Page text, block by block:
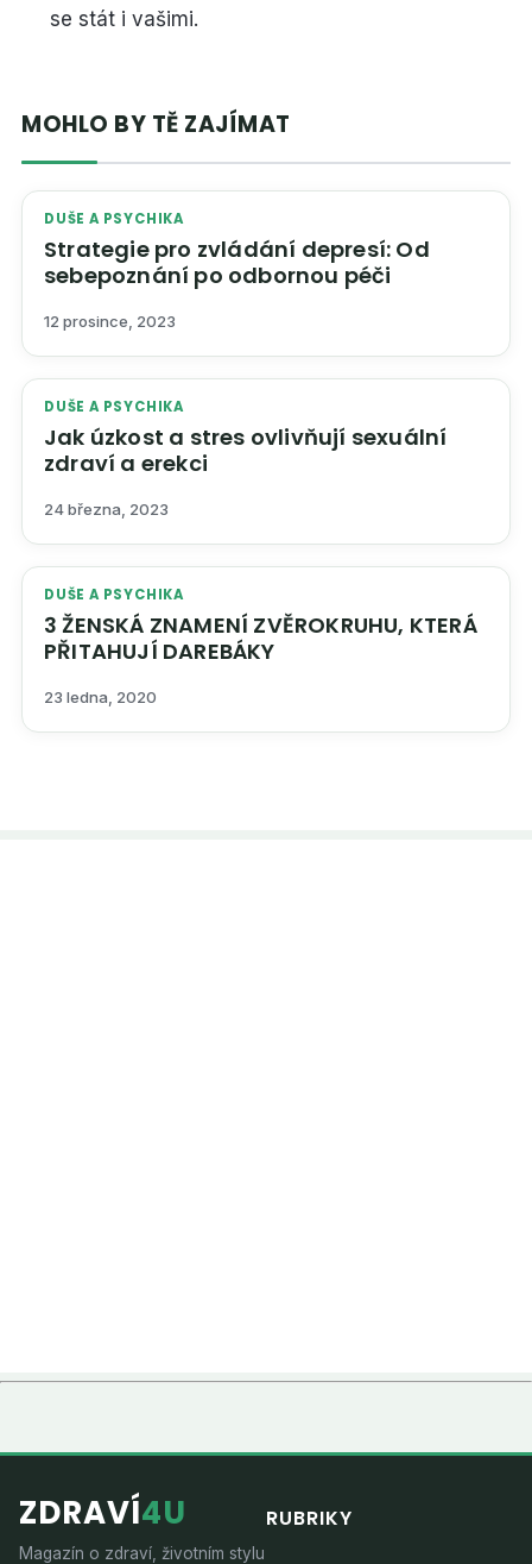
se stát i vašimi.
MOHLO BY TĚ ZAJÍMAT
DUŠE A PSYCHIKA
Strategie pro zvládání depresí: Od
sebepoznání po odbornou péči
12 prosince, 2023
DUŠE A PSYCHIKA
Jak úzkost a stres ovlivňují sexuální
zdraví a erekci
24 března, 2023
DUŠE A PSYCHIKA
3 ŽENSKÁ ZNAMENÍ ZVĚROKRUHU, KTERÁ
PŘITAHUJÍ DAREBÁKY
23 ledna, 2020
ZDRAVÍ4U
Magazín o zdraví, životním stylu
RUBRIKY